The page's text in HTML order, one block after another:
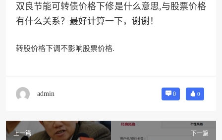
双良节能可转债价格下修是什么意思,与股票价格
有什么关系？最好计算一下，谢谢！
转股价格下调不影响股票价格.
admin 0 0
上一篇
下一篇